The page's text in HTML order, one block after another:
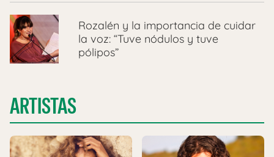
Rozalén y la importancia de cuidar
la voz: “Tuve nódulos y tuve
pólipos”
ARTISTAS